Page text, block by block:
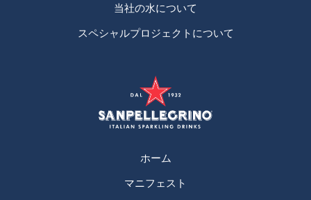
当社の水について
スペシャルプロジェクトについて
ホーム
マニフェスト